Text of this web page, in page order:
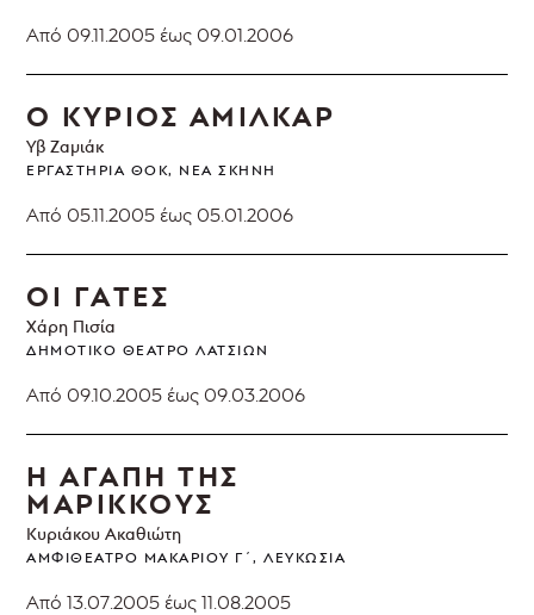
Από 09.11.2005 έως 09.01.2006
Ο ΚΥΡΙΟΣ ΑΜΙΛΚΑΡ
Υβ Ζαμιάκ
ΕΡΓΑΣΤΉΡΙΑ ΘΟΚ, ΝΈΑ ΣΚΗΝΉ
Από 05.11.2005 έως 05.01.2006
ΟΙ ΓΑΤΕΣ
Χάρη Πισία
ΔΗΜΟΤΙΚΌ ΘΈΑΤΡΟ ΛΑΤΣΙΏΝ
Από 09.10.2005 έως 09.03.2006
Η ΑΓΑΠΗ ΤΗΣ
ΜΑΡΙΚΚΟΥΣ
Κυριάκου Ακαθιώτη
ΑΜΦΙΘΈΑΤΡΟ ΜΑΚΑΡΊΟΥ Γ΄, ΛΕΥΚΩΣΊΑ
Από 13.07.2005 έως 11.08.2005